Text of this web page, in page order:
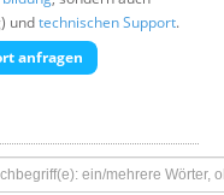
undtechnischen Support.
anfragen